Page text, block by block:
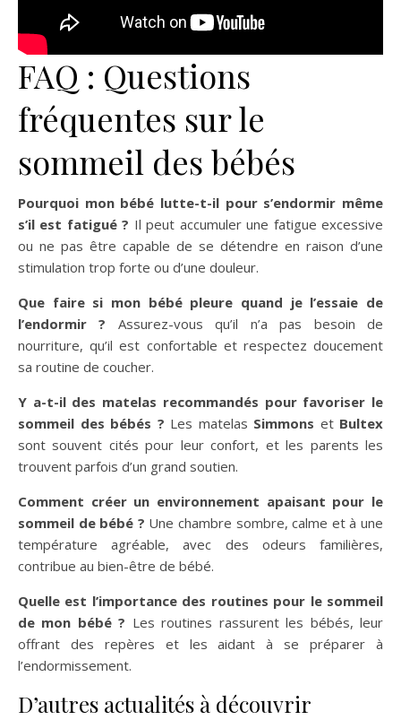
FAQ : Questions
fréquentes sur le
sommeil des bébés
Pourquoi mon bébé lutte-t-il pour s’endormir même
s’il est fatigué ? Il peut accumuler une fatigue excessive
ou ne pas être capable de se détendre en raison d’une
stimulation trop forte ou d’une douleur.
Que faire si mon bébé pleure quand je l’essaie de
l’endormir ? Assurez-vous qu’il n’a pas besoin de
nourriture, qu’il est confortable et respectez doucement
sa routine de coucher.
Y a-t-il des matelas recommandés pour favoriser le
sommeil des bébés ? Les matelas Simmons et Bultex
sont souvent cités pour leur confort, et les parents les
trouvent parfois d’un grand soutien.
Comment créer un environnement apaisant pour le
sommeil de bébé ? Une chambre sombre, calme et à une
température agréable, avec des odeurs familières,
contribue au bien-être de bébé.
Quelle est l’importance des routines pour le sommeil
de mon bébé ? Les routines rassurent les bébés, leur
offrant des repères et les aidant à se préparer à
l’endormissement.
D’autres actualités à découvrir